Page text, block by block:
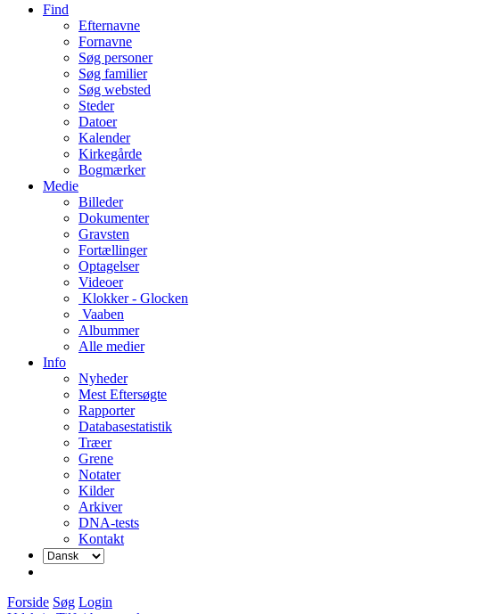
Find
Efternavne
Fornavne
Søg personer
Søg familier
Søg websted
Steder
Datoer
Kalender
Kirkegårde
Bogmærker
Medie
Billeder
Dokumenter
Gravsten
Fortællinger
Optagelser
Videoer
Klokker - Glocken
Vaaben
Albummer
Alle medier
Info
Nyheder
Mest Eftersøgte
Rapporter
Databasestatistik
Træer
Grene
Notater
Kilder
Arkiver
DNA-tests
Kontakt
Forside Søg Login